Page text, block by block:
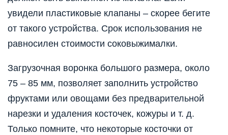
увидели пластиковые клапаны – скорее бегите
от такого устройства. Срок использования не
равносилен стоимости соковыжималки.
Загрузочная воронка большого размера, около
75 – 85 мм, позволяет заполнить устройство
фруктами или овощами без предварительной
нарезки и удаления косточек, кожуры и т. д.
Только помните, что некоторые косточки от